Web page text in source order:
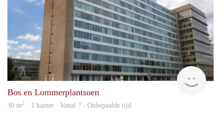
Bos en Lommerplantsoen
30 m2 · 1 kamer · Vanaf ? - Onbepaalde tijd